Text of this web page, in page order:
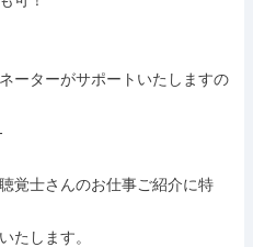
ーターがサポートいたしますの
覚士さんのお仕事ご紹介に特
たします。